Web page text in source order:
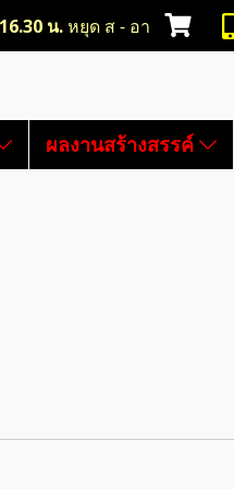
น.หยุด ส - อา
ผลงานสร้างสรรค์